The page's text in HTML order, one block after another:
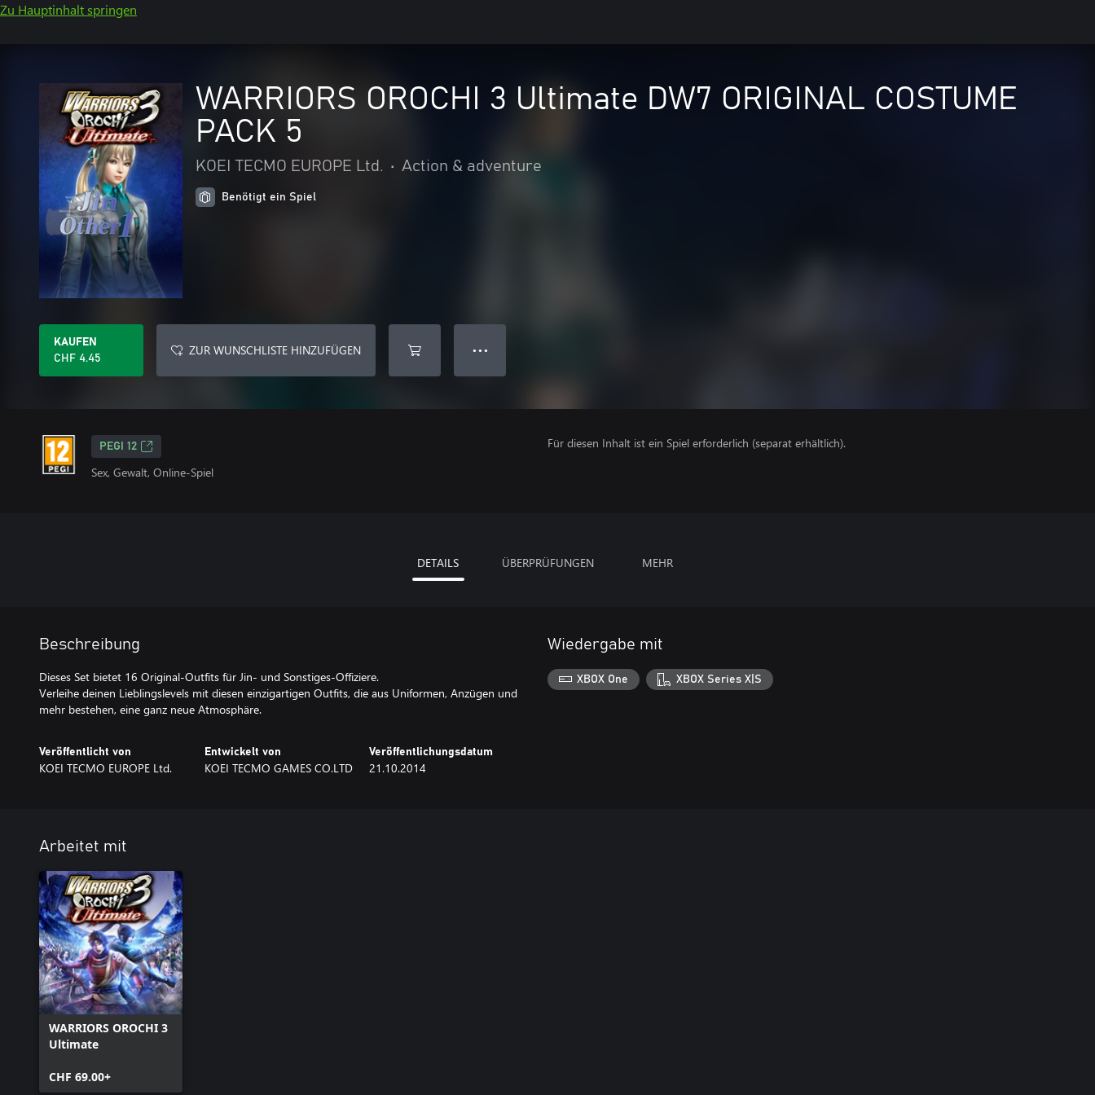
Zu Hauptinhalt springen
WARRIORS OROCHI 3 Ultimate DW7 ORIGINAL COSTUME
PACK 5
KOEI TECMO EUROPE Ltd. • Action & adventure
Benötigt ein Spiel
KAUFEN
CHF 4.45
ZUR WUNSCHLISTE HINZUFÜGEN ● ● ●
PEGI 12
Sex, Gewalt, Online-Spiel
Für diesen Inhalt ist ein Spiel erforderlich (separat erhältlich).
DETAILS ÜBERPRÜFUNGEN MEHR
Beschreibung
Dieses Set bietet 16 Original-Outfits für Jin- und Sonstiges-Offiziere.
Verleihe deinen Lieblingslevels mit diesen einzigartigen Outfits, die aus Uniformen, Anzügen und
mehr bestehen, eine ganz neue Atmosphäre.
Veröffentlicht von
KOEI TECMO EUROPE Ltd.
Entwickelt von
KOEI TECMO GAMES CO.LTD
Veröffentlichungsdatum
21.10.2014
Wiedergabe mit
XBOX One XBOX Series X|S
Arbeitet mit
WARRIORS OROCHI 3
Ultimate
CHF 69.00+